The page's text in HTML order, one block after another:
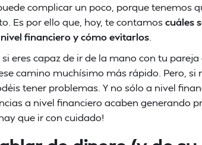
complicar un poco, porque tenemos
Es por ello que, hoy, te contamoscuáles
financiero y cómo evitarlos
si eres capaz de ir de la mano con tu
camino muchísimo más rápido. Pero,
tener problemas. Y no sólo a nivel
a nivel financiero acaben generando
que ir con cuidado!